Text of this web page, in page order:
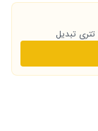
تبدیل